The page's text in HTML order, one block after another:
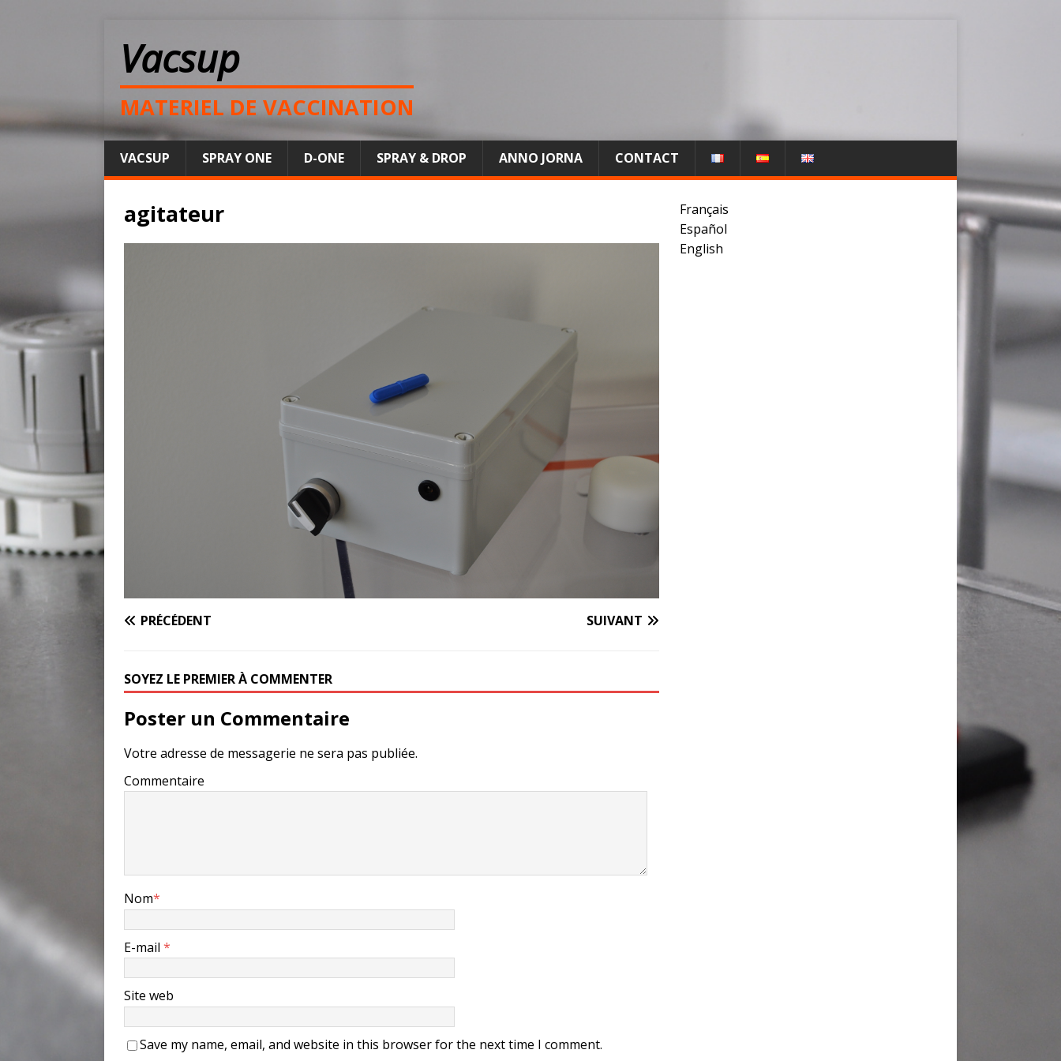
Vacsup
MATERIEL DE VACCINATION
VACSUP SPRAY ONE D-ONE SPRAY & DROP ANNO JORNA CONTACT
agitateur
PRÉCÉDENT SUIVANT
SOYEZ LE PREMIER À COMMENTER
Poster un Commentaire
Votre adresse de messagerie ne sera pas publiée.
Commentaire
Nom*
E-mail *
Site web
Save my name, email, and website in this browser for the next time I comment.
Français
Español
English